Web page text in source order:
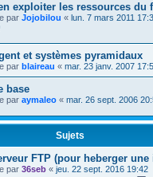
exploiter les ressources du
par Jojobilou « lun. 7 mars 2011
et systèmes pyramidaux
par blaireau « mar. 23 janv. 2007
base
par aymaleo « mar. 26 sept. 2006
Sujets
FTP (pour heberger une
par 36seb « jeu. 22 sept. 2016 19:42